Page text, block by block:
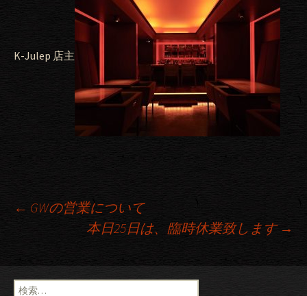
K-Julep 店主
投稿ナビゲーション
← GWの営業について
本日25日は、臨時休業致します →
検索: